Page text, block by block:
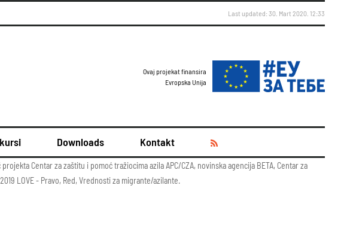
Last updated: 30. Mart 2020. 12:33
Ovaj projekat finansira
Evropska Unija
Downloads Kontakt
Centar za zaštitu i pomoć tražiocima azila APC/CZA, novinska agencija BETA, Centar za
LOVE - Pravo, Red, Vrednosti za migrante/azilante.